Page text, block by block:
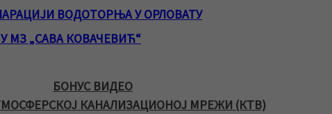
ВОДОТОРЊА У ОРЛОВАТУ
МЗ „САВА КОВАЧЕВИЋ“
БОНУС ВИДЕО
КАНАЛИЗАЦИОНОЈ МРЕЖИ (КТВ)